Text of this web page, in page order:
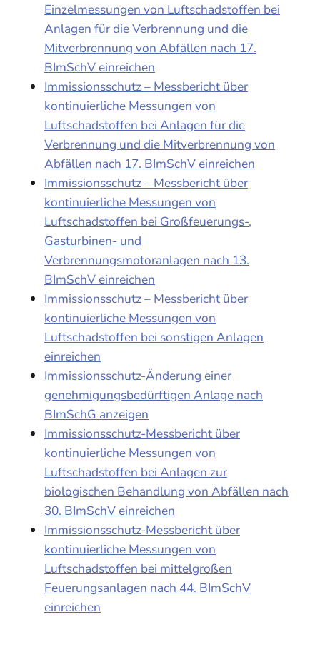
Einzelmessungen von Luftschadstoffen bei
Anlagen für die Verbrennung und die
Mitverbrennung von Abfällen nach 17.
BImSchV einreichen
Immissionsschutz – Messbericht über
kontinuierliche Messungen von
Luftschadstoffen bei Anlagen für die
Verbrennung und die Mitverbrennung von
Abfällen nach 17. BImSchV einreichen
Immissionsschutz – Messbericht über
kontinuierliche Messungen von
Luftschadstoffen bei Großfeuerungs-,
Gasturbinen- und
Verbrennungsmotoranlagen nach 13.
BImSchV einreichen
Immissionsschutz – Messbericht über
kontinuierliche Messungen von
Luftschadstoffen bei sonstigen Anlagen
einreichen
Immissionsschutz-Änderung einer
genehmigungsbedürftigen Anlage nach
BImSchG anzeigen
Immissionsschutz-Messbericht über
kontinuierliche Messungen von
Luftschadstoffen bei Anlagen zur
biologischen Behandlung von Abfällen nach
30. BImSchV einreichen
Immissionsschutz-Messbericht über
kontinuierliche Messungen von
Luftschadstoffen bei mittelgroßen
Feuerungsanlagen nach 44. BImSchV
einreichen